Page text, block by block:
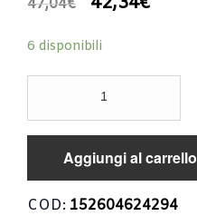
6 disponibili
FUSIBILI
KAWASAKI
6R
2003-
Aggiungi al carrello
COD: 152604624294